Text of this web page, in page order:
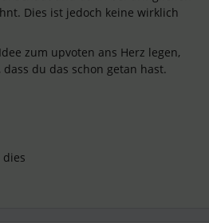
Dies ist jedoch keine wirklich
zum upvoten ans Herz legen,
du das schon getan hast.